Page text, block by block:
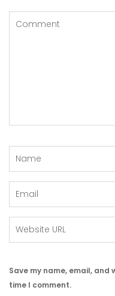
Save my name, email,
time I comment.